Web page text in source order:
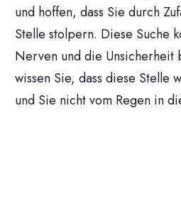
und hoffen, dass Sie durch
Stelle stolpern. Diese Suche
Nerven und die Unsicherheit
wissen Sie, dass diese Stelle
und Sie nicht vom Regen in